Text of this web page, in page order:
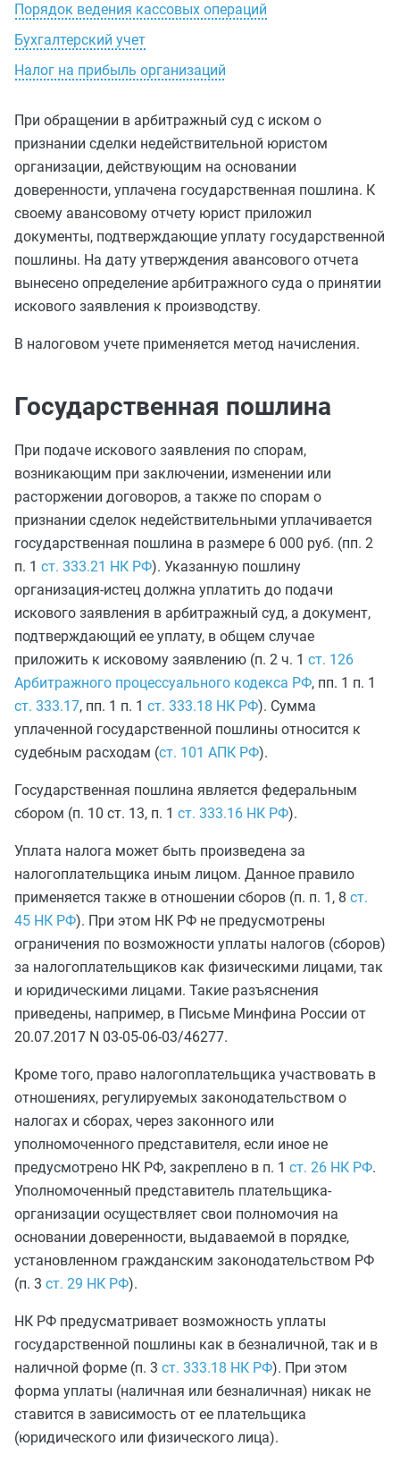
Порядок ведения кассовых операций
Бухгалтерский учет
Налог на прибыль организаций
При обращении в арбитражный суд с иском о
признании сделки недействительной юристом
организации, действующим на основании
доверенности, уплачена государственная пошлина. К
своему авансовому отчету юрист приложил
документы, подтверждающие уплату государственной
пошлины. На дату утверждения авансового отчета
вынесено определение арбитражного суда о принятии
искового заявления к производству.
В налоговом учете применяется метод начисления.
Государственная пошлина
При подаче искового заявления по спорам,
возникающим при заключении, изменении или
расторжении договоров, а также по спорам о
признании сделок недействительными уплачивается
государственная пошлина в размере 6 000 руб. (пп. 2
п. 1 ст. 333.21 НК РФ). Указанную пошлину
организация-истец должна уплатить до подачи
искового заявления в арбитражный суд, а документ,
подтверждающий ее уплату, в общем случае
приложить к исковому заявлению (п. 2 ч. 1 ст. 126
Арбитражного процессуального кодекса РФ, пп. 1 п. 1
ст. 333.17, пп. 1 п. 1 ст. 333.18 НК РФ). Сумма
уплаченной государственной пошлины относится к
судебным расходам (ст. 101 АПК РФ).
Государственная пошлина является федеральным
сбором (п. 10 ст. 13, п. 1 ст. 333.16 НК РФ).
Уплата налога может быть произведена за
налогоплательщика иным лицом. Данное правило
применяется также в отношении сборов (п. п. 1, 8 ст.
45 НК РФ). При этом НК РФ не предусмотрены
ограничения по возможности уплаты налогов (сборов)
за налогоплательщиков как физическими лицами, так
и юридическими лицами. Такие разъяснения
приведены, например, в Письме Минфина России от
20.07.2017 N 03-05-06-03/46277.
Кроме того, право налогоплательщика участвовать в
отношениях, регулируемых законодательством о
налогах и сборах, через законного или
уполномоченного представителя, если иное не
предусмотрено НК РФ, закреплено в п. 1 ст. 26 НК РФ.
Уполномоченный представитель плательщика-
организации осуществляет свои полномочия на
основании доверенности, выдаваемой в порядке,
установленном гражданским законодательством РФ
(п. 3 ст. 29 НК РФ).
НК РФ предусматривает возможность уплаты
государственной пошлины как в безналичной, так и в
наличной форме (п. 3 ст. 333.18 НК РФ). При этом
форма уплаты (наличная или безналичная) никак не
ставится в зависимость от ее плательщика
(юридического или физического лица).